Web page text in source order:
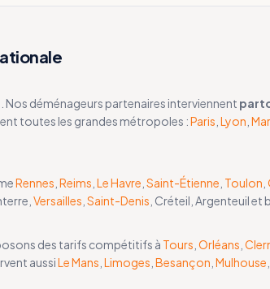
. Nos déménageurs partenaires interviennent
toutes les grandes métropoles :Paris Lyon
Rennes Reims Le Havre Saint-Étienne Toulon
Versailles Saint-Denis , Créteil, Argenteuil et
des tarifs compétitifs à Tours Orléans
aussiLe Mans Limoges Besançon Mulhouse